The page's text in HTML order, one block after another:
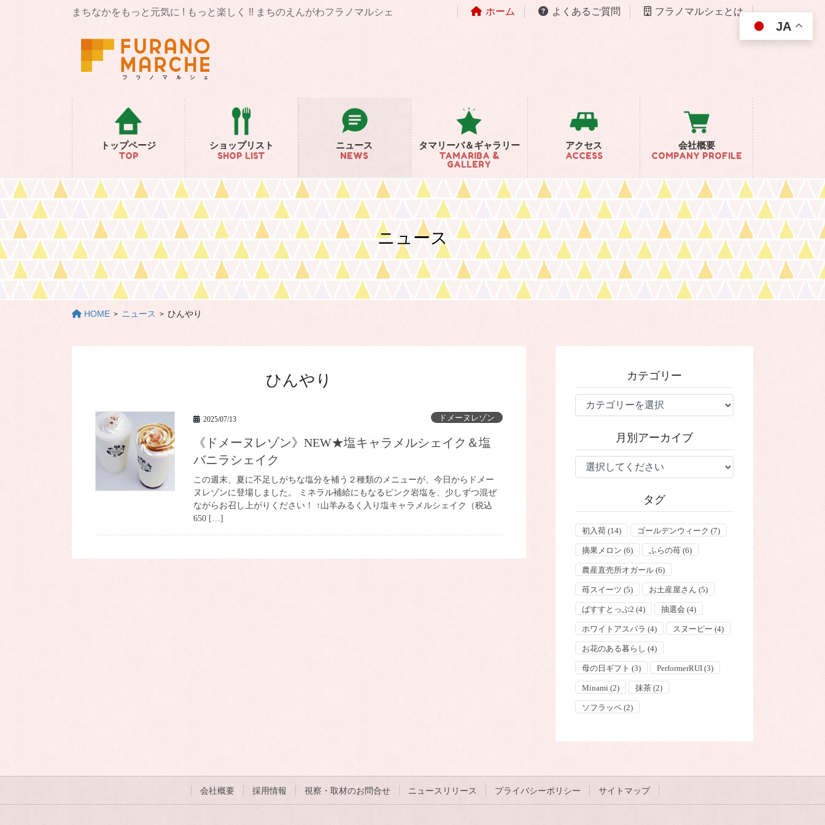
まちなかをもっと元気に ! もっと楽しく !! まちのえんがわフラノマルシェ ホーム よくあるご質問 フラノマルシェとは
トップページ
TOP
ショップリスト
SHOP LIST
ニュース
NEWS
タマリーバ＆ギャラリー
TAMARIBA &
GALLERY
アクセス
ACCESS
会社概要
COMPANY PROFILE
ニュース
HOME ニュース ひんやり
ひんやり
2025/07/13 ドメーヌレゾン
《ドメーヌレゾン》NEW★塩キャラメルシェイク＆塩
バニラシェイク
この週末、夏に不足しがちな塩分を補う２種類のメニューが、今日からドメー
ヌレゾンに登場しました。 ミネラル補給にもなるピンク岩塩を、少しずつ混ぜ
ながらお召し上がりください！ ↑山羊みるく入り塩キャラメルシェイク（税込
650 […]
カテゴリー
テ
ー
月別アーカイブ
タグ
初入荷 (14) ゴールデンウィーク (7)
摘果メロン (6) ふらの苺 (6)
農産直売所オガール (6)
苺スイーツ (5) お土産屋さん (5)
ばすすとっぷ2 (4) 抽選会 (4)
ホワイトアスパラ (4) スヌーピー (4)
お花のある暮らし (4)
母の日ギフト (3) PerformerRUI (3)
Minami (2) 抹茶 (2)
ソフラッペ (2)
会社概要 採用情報 視察・取材のお問合せ ニュースリリース プライバシーポリシー サイトマップ
JA